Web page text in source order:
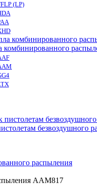
(LP)
комбинированного
безвоздушного
распыления
AAM817